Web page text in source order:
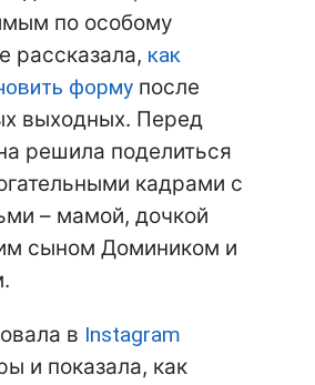
по особому
рассказала, как
форму после
выходных. Перед
решила поделиться
кадрами с
– мамой, дочкой
сыном Домиником и
в Instagram
и показала, как